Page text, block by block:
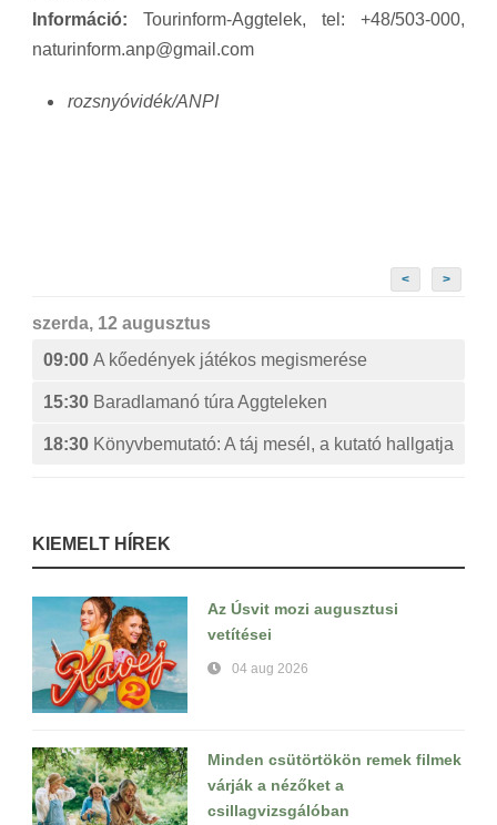
Információ: Tourinform-Aggtelek, tel: +48/503-000,
naturinform.anp@gmail.com
rozsnyóvidék/ANPI
< >
szerda, 12 augusztus
09:00 A kőedények játékos megismerése
15:30 Baradlamanó túra Aggteleken
18:30 Könyvbemutató: A táj mesél, a kutató hallgatja
KIEMELT HÍREK
Az Úsvit mozi augusztusi
vetítései
04 aug 2026
Minden csütörtökön remek filmek
várják a nézőket a
csillagvizsgálóban